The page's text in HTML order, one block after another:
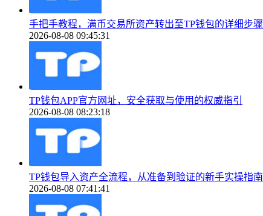
手把手教程，满币交易所资产转出至TP钱包的详细步骤
2026-08-08 09:45:31
TP钱包APP官方网址，安全获取与使用的权威指引
2026-08-08 08:23:18
TP钱包导入资产全流程，从准备到验证的新手实操指南
2026-08-08 07:41:41